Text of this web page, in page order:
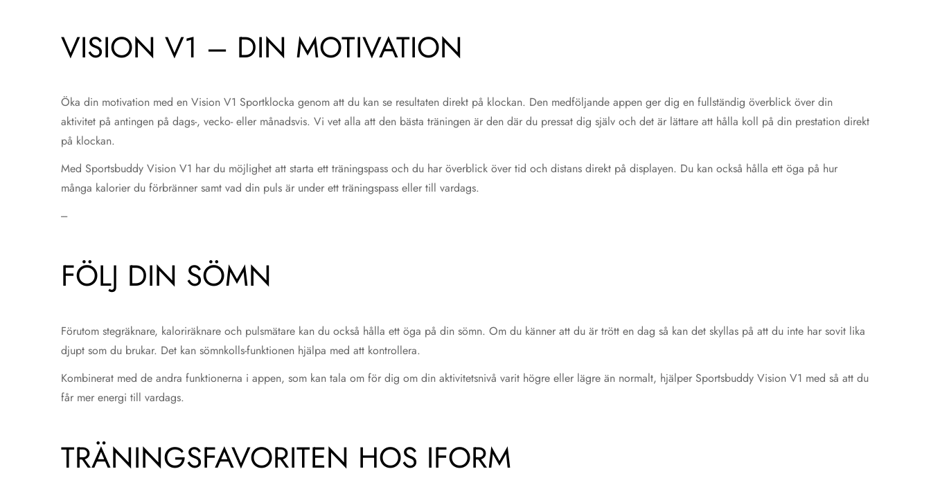
VISION V1 – DIN MOTIVATION
Öka din motivation med en Vision V1 Sportklocka genom att du kan se resultaten direkt på klockan. Den medföljande appen ger dig en fullständig överblick över din
aktivitet på antingen på dags-, vecko- eller månadsvis. Vi vet alla att den bästa träningen är den där du pressat dig själv och det är lättare att hålla koll på din prestation direkt
på klockan.
Med Sportsbuddy Vision V1 har du möjlighet att starta ett träningspass och du har överblick över tid och distans direkt på displayen. Du kan också hålla ett öga på hur
många kalorier du förbränner samt vad din puls är under ett träningspass eller till vardags.
---
FÖLJ DIN SÖMN
Förutom stegräknare, kaloriräknare och pulsmätare kan du också hålla ett öga på din sömn. Om du känner att du är trött en dag så kan det skyllas på att du inte har sovit lika
djupt som du brukar. Det kan sömnkolls-funktionen hjälpa med att kontrollera.
Kombinerat med de andra funktionerna i appen, som kan tala om för dig om din aktivitetsnivå varit högre eller lägre än normalt, hjälper Sportsbuddy Vision V1 med så att du
får mer energi till vardags.
TRÄNINGSFAVORITEN HOS IFORM